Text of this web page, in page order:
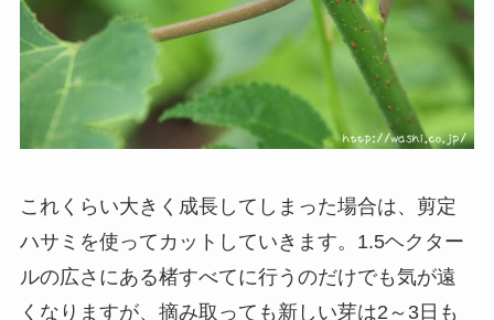
これくらい大きく成長してしまった場合は、剪定
ハサミを使ってカットしていきます。1.5ヘクター
ルの広さにある楮すべてに行うのだけでも気が遠
くなりますが、摘み取っても新しい芽は2～3日も